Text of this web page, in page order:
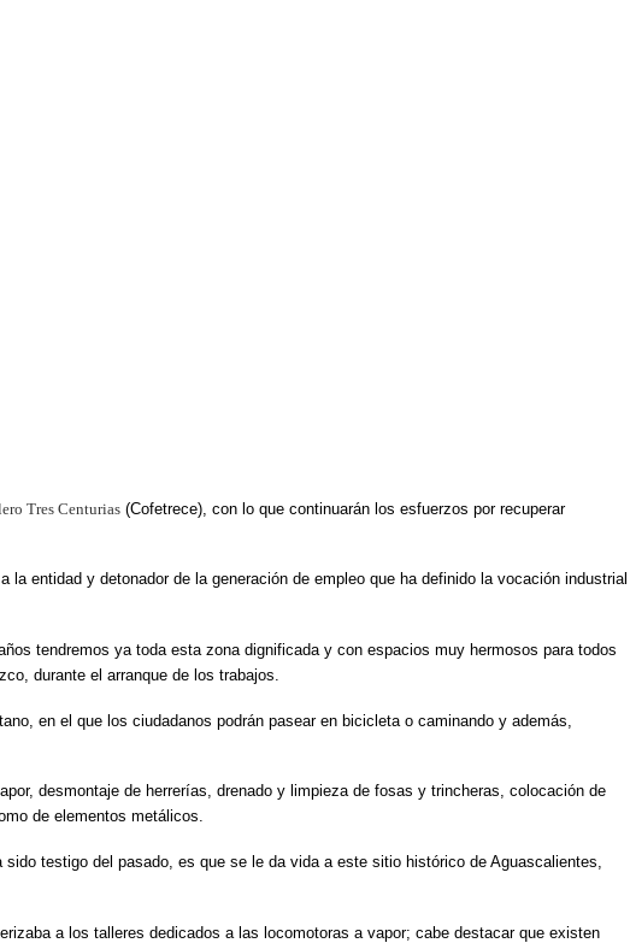
Tres Centurias (Cofetrece), con lo que continuarán los esfuerzos por recuperar
entidad y detonador de la generación de empleo que ha definido la vocación industrial
tendremos ya toda esta zona dignificada y con espacios muy hermosos para todos
durante el arranque de los trabajos.
en el que los ciudadanos podrán pasear en bicicleta o caminando y además,
desmontaje de herrerías, drenado y limpieza de fosas y trincheras, colocación de
de elementos metálicos.
testigo del pasado, es que se le da vida a este sitio histórico de Aguascalientes,
a los talleres dedicados a las locomotoras a vapor; cabe destacar que existen